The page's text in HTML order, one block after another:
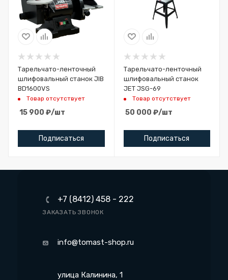
Тарельчато-ленточный
шлифовальный станок JIB
BD1600VS
Товар отсутствует
15 900 ₽/шт
Подписаться
Тарельчато-ленточный
шлифовальный станок
JET JSG-69
Товар отсутствует
50 000 ₽/шт
Подписаться
+7 (8412) 458 - 222
ЗАКАЗАТЬ ЗВОНОК
info@tomast-shop.ru
улица Калинина, 1